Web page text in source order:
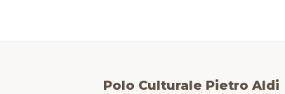
Polo Culturale Pietro Aldi